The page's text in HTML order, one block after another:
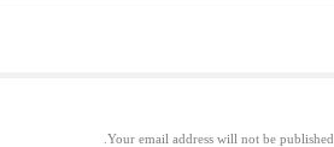
Your email address will not be published.